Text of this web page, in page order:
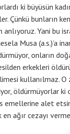
ki büyüsün
Çünkü bunların
Yani bu
Musa (a.s.)’a
onların
erkekleri
kullanılmaz. O
öldürmüyorlar ki
emellerine alet
ağır cezayı